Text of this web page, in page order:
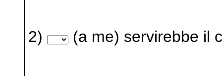
2) (a me) servirebbe il